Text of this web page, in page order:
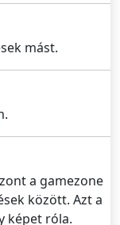
mást.
a gamezone
között. Azt a
képet róla.